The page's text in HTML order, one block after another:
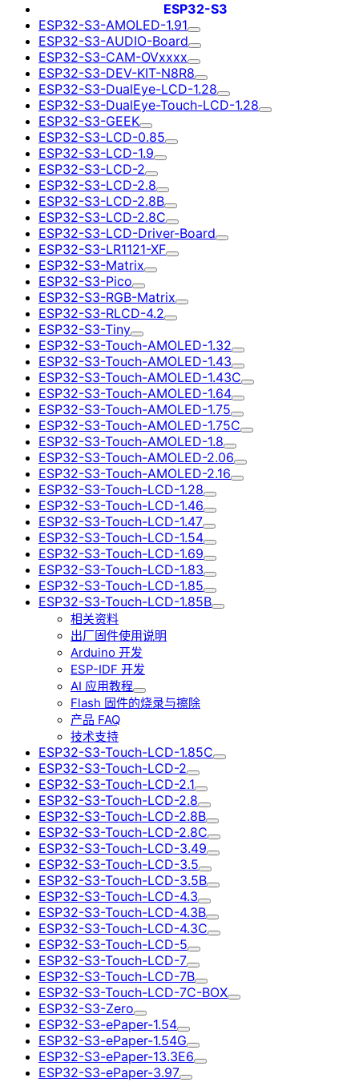
ESP32-S3
ESP32-S3-AMOLED-1.91
ESP32-S3-AUDIO-Board
ESP32-S3-CAM-OVxxxx
ESP32-S3-DEV-KIT-N8R8
ESP32-S3-DualEye-LCD-1.28
ESP32-S3-DualEye-Touch-LCD-1.28
ESP32-S3-GEEK
ESP32-S3-LCD-0.85
ESP32-S3-LCD-1.9
ESP32-S3-LCD-2
ESP32-S3-LCD-2.8
ESP32-S3-LCD-2.8B
ESP32-S3-LCD-2.8C
ESP32-S3-LCD-Driver-Board
ESP32-S3-LR1121-XF
ESP32-S3-Matrix
ESP32-S3-Pico
ESP32-S3-RGB-Matrix
ESP32-S3-RLCD-4.2
ESP32-S3-Tiny
ESP32-S3-Touch-AMOLED-1.32
ESP32-S3-Touch-AMOLED-1.43
ESP32-S3-Touch-AMOLED-1.43C
ESP32-S3-Touch-AMOLED-1.64
ESP32-S3-Touch-AMOLED-1.75
ESP32-S3-Touch-AMOLED-1.75C
ESP32-S3-Touch-AMOLED-1.8
ESP32-S3-Touch-AMOLED-2.06
ESP32-S3-Touch-AMOLED-2.16
ESP32-S3-Touch-LCD-1.28
ESP32-S3-Touch-LCD-1.46
ESP32-S3-Touch-LCD-1.47
ESP32-S3-Touch-LCD-1.54
ESP32-S3-Touch-LCD-1.69
ESP32-S3-Touch-LCD-1.83
ESP32-S3-Touch-LCD-1.85
ESP32-S3-Touch-LCD-1.85B
相关资料
出厂固件使用说明
Arduino 开发
ESP-IDF 开发
AI 应用教程
Flash 固件的烧录与擦除
产品 FAQ
技术支持
ESP32-S3-Touch-LCD-1.85C
ESP32-S3-Touch-LCD-2
ESP32-S3-Touch-LCD-2.1
ESP32-S3-Touch-LCD-2.8
ESP32-S3-Touch-LCD-2.8B
ESP32-S3-Touch-LCD-2.8C
ESP32-S3-Touch-LCD-3.49
ESP32-S3-Touch-LCD-3.5
ESP32-S3-Touch-LCD-3.5B
ESP32-S3-Touch-LCD-4.3
ESP32-S3-Touch-LCD-4.3B
ESP32-S3-Touch-LCD-4.3C
ESP32-S3-Touch-LCD-5
ESP32-S3-Touch-LCD-7
ESP32-S3-Touch-LCD-7B
ESP32-S3-Touch-LCD-7C-BOX
ESP32-S3-Zero
ESP32-S3-ePaper-1.54
ESP32-S3-ePaper-1.54G
ESP32-S3-ePaper-13.3E6
ESP32-S3-ePaper-3.97